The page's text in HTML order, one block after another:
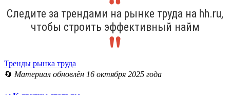
Следите за трендами на рынке труда на hh.ru,
чтобы строить эффективный найм
Тренды рынка труда
🔄 Материал обновлён 16 октября 2025 года